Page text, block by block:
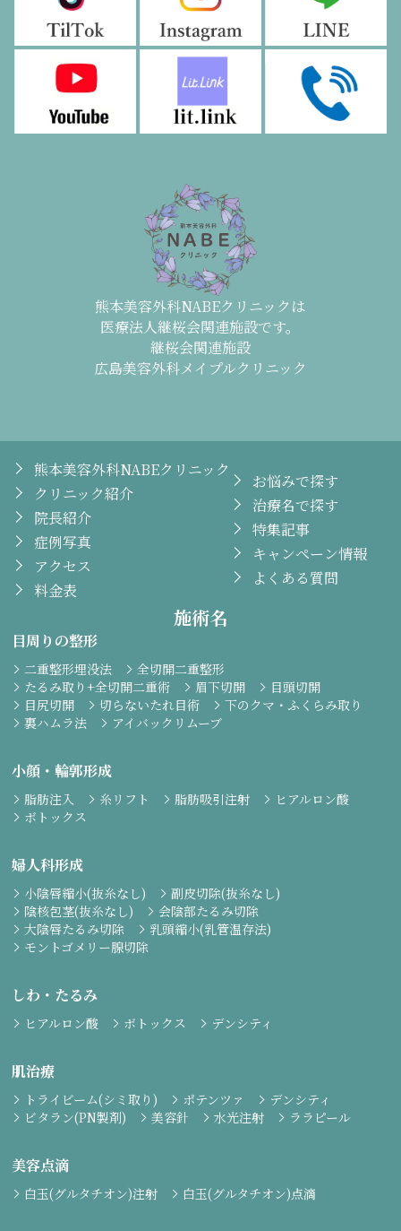
熊本美容外科NABEクリニックは
医療法人継桜会関連施設です。
継桜会関連施設
広島美容外科メイプルクリニック
熊本美容外科NABEクリニック
クリニック紹介
院長紹介
症例写真
アクセス
料金表
お悩みで探す
治療名で探す
特集記事
キャンペーン情報
よくある質問
施術名
目周りの整形
二重整形埋没法
全切開二重整形
たるみ取り+全切開二重術
眉下切開
目頭切開
目尻切開
切らないたれ目術
下のクマ・ふくらみ取り
裏ハムラ法
アイバックリムーブ
小顔・輪郭形成
脂肪注入 糸リフト 脂肪吸引注射
ヒアルロン酸
ボトックス
婦人科形成
小陰唇縮小(抜糸なし)
副皮切除(抜糸なし)
陰核包茎(抜糸なし)
会陰部たるみ切除
大陰唇たるみ切除
乳頭縮小(乳管温存法)
モントゴメリー腺切除
しわ・たるみ
ヒアルロン酸 ボトックス デンシティ
肌治療
トライビーム(シミ取り) ポテンツァ
デンシティ
ビタラン(PN製剤)
美容針 水光注射 ララピール
美容点滴
白玉(グルタチオン)注射 白玉(グルタチオン)点滴